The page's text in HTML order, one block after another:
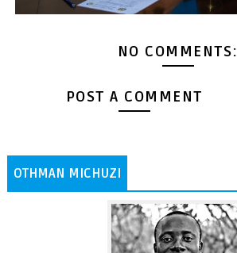
NO COMMENTS:
POST A COMMENT
OTHMAN MICHUZI